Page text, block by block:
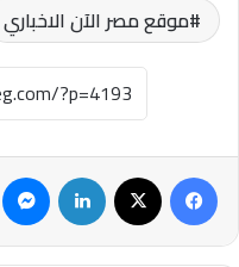
موقع مصر الآن الاخباري
فيسبوك لينكدإن